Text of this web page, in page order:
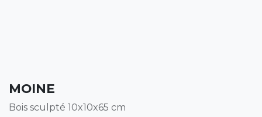
MOINE
Bois sculpté 10x10x65 cm